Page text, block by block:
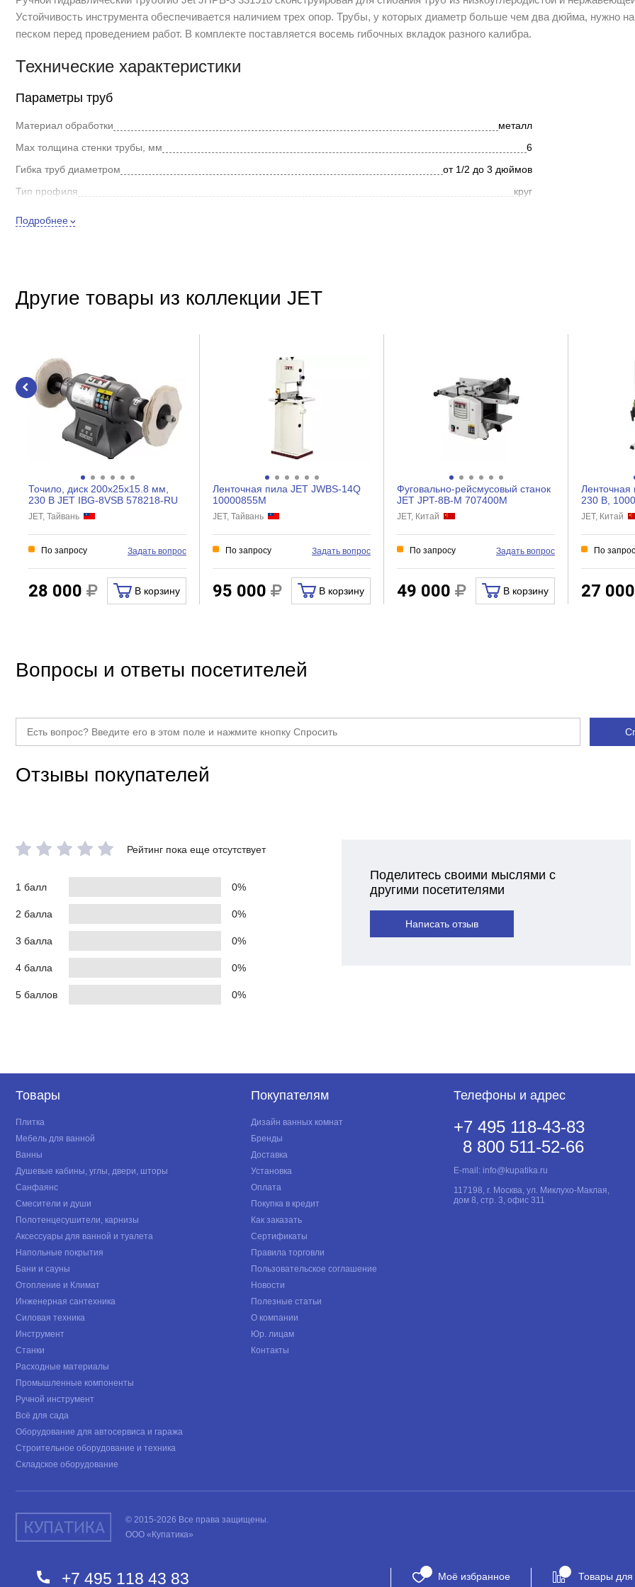
Устойчивость инструмента обеспечивается наличием трех опор. Трубы, у которых диаметр больше чем два дюйма, нужно
песком перед проведением работ. В комплекте поставляется восемь гибочных вкладок разного калибра.
Технические характеристики
Параметры труб
Материал обработки
металл
Max толщина стенки трубы, мм
6
Гибка труб диаметром
от 1/2 до 3 дюймов
Тип профиля
круг
Особенности
Max ход штока, мм
Подробнее
Другие товары из коллекции JET
Точило, диск 200х25х15.8 мм,
230 В JET IBG-8VSB 578218-RU
JET, Тайвань
По запросу Задать вопрос
28 000 В корзину
Ленточная пила JET JWBS-14Q
10000855M
JET, Тайвань
По запросу Задать вопрос
95 000 В корзину
Фуговально-рейсмусовый станок
JET JPT-8B-M 707400M
JET, Китай
По запросу Задать вопрос
49 000 В корзину
Ленточная
230 В,
JET, Китай
По
27 000
Вопросы и ответы посетителей
Отзывы покупателей
Рейтинг пока еще отсутствует
1 балл 0%
2 балла 0%
3 балла 0%
4 балла 0%
5 баллов 0%
Поделитесь своими мыслями с
другими посетителями
Написать отзыв
Товары
Плитка
Мебель для ванной
Ванны
Душевые кабины, углы, двери, шторы
Санфаянс
Смесители и души
Полотенцесушители, карнизы
Аксессуары для ванной и туалета
Напольные покрытия
Бани и сауны
Отопление и Климат
Инженерная сантехника
Силовая техника
Инструмент
Станки
Расходные материалы
Промышленные компоненты
Ручной инструмент
Всё для сада
Оборудование для автосервиса и гаража
Строительное оборудование и техника
Складское оборудование
Покупателям
Дизайн ванных комнат
Бренды
Доставка
Установка
Оплата
Покупка в кредит
Как заказать
Сертификаты
Правила торговли
Пользовательское соглашение
Новости
Полезные статьи
О компании
Юр. лицам
Контакты
Телефоны и адрес
+7 495 118-43-83
8 800 511-52-66
E-mail: info@kupatika.ru
117198, г. Москва, ул. Миклухо-Маклая,
дом 8, стр. 3, офис 311
© 2015-2026 Все права защищены.
ООО «Купатика»
+7 495 118 43 83 Товары для
Моё избранное